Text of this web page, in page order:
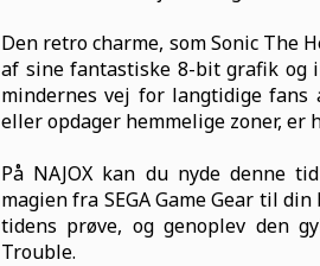
Den retro charme, som Sonic The
af sine fantastiske 8-bit grafik og
mindernes vej for langtidige fans
eller opdager hemmelige zoner,
På NAJOX kan du nyde denne
magien fra SEGA Game Gear til
tidens prøve, og genoplev den
Trouble.